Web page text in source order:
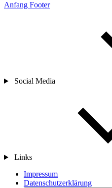
Anfang Footer
Social Media
Links
Impressum
Datenschutzerklärung